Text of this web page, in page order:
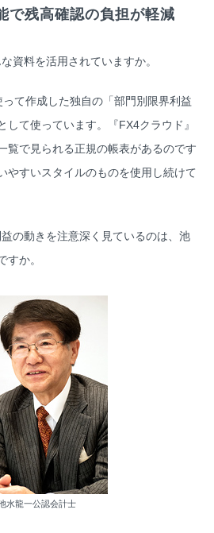
で残高確認の負担が軽減
資料を活用されていますか。
て作成した独自の「部門別限界利益
して使っています。『FX4クラウド』
覧で見られる正規の帳表があるのです
やすいスタイルのものを使用し続けて
の動きを注意深く見ているのは、池
すか。
水龍一公認会計士